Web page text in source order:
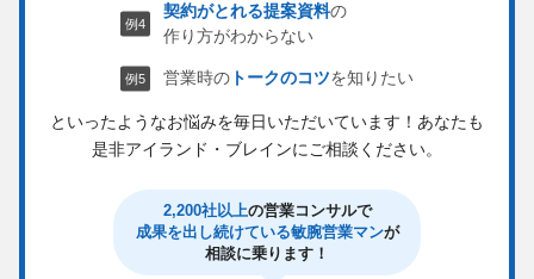
契約がとれる提案資料の
作り方がわからない
営業時の トークのコツを知りたい
といったようなお悩みを毎日いただいています！ あなたも
是非アイランド・ブレインにご相談ください。
2,200社以上の営業コンサルで
成果を出し続けている敏腕営業マンが
相談に乗ります！